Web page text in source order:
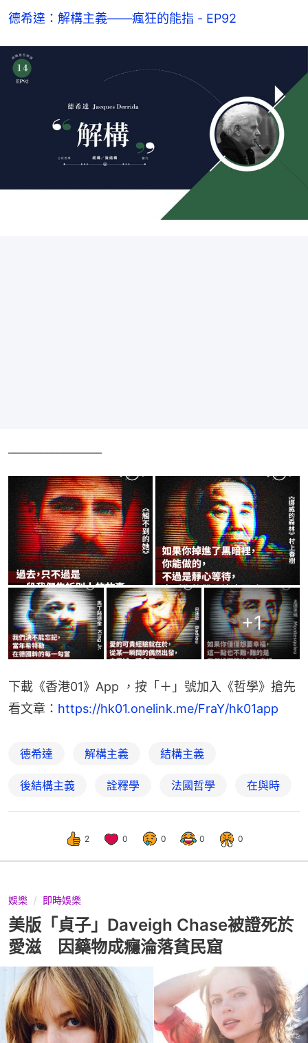
德希達：解構主義——瘋狂的能指 - EP92
+1
下載《香港01》App ，按「＋」號加入《哲學》搶先
看文章： https://hk01.onelink.me/FraY/hk01app
德希達 解構主義 結構主義
後結構主義 詮釋學 法國哲學 在與時
2 0 0 0 0
娛樂 即時娛樂
美版「貞子」Daveigh Chase被證死於
愛滋 因藥物成癮淪落貧民窟